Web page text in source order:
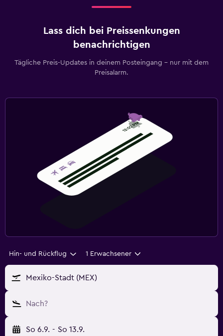
Lass dich bei Preissenkungen
benachrichtigen
Tägliche Preis-Updates in deinem Posteingang – nur mit dem
Preisalarm.
Hin- und Rückflug 1 Erwachsener
Mexiko-Stadt (MEX)
Nach?
So 6.9. - So 13.9.